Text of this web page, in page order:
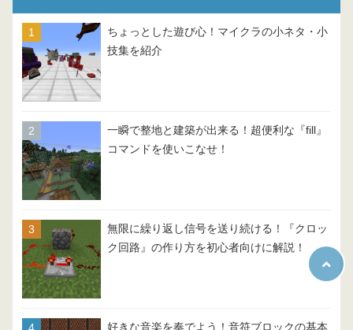
ちょっとした遊び心！マイクラの小ネタ・小
技集を紹介
一瞬で整地と建築が出来る！超便利な『fill』
コマンドを使いこなせ！
無限に繰り返し信号を送り続ける！『クロッ
ク回路』の作り方を初心者向けに解説！
好きな音楽を奏でよう！音符ブロックの基本